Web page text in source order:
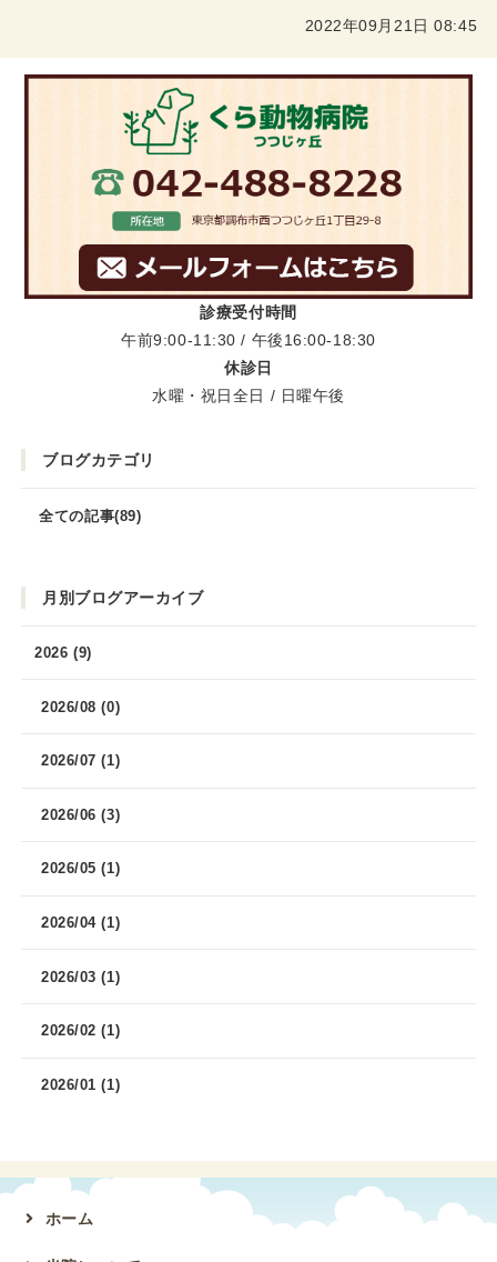
2022年09月21日 08:45
診療受付時間
午前9:00-11:30 / 午後16:00-18:30
休診日
水曜・祝日全日 / 日曜午後
ブログカテゴリ
全ての記事(89)
月別ブログアーカイブ
2026 (9)
2026/08 (0)
2026/07 (1)
2026/06 (3)
2026/05 (1)
2026/04 (1)
2026/03 (1)
2026/02 (1)
2026/01 (1)
ホーム